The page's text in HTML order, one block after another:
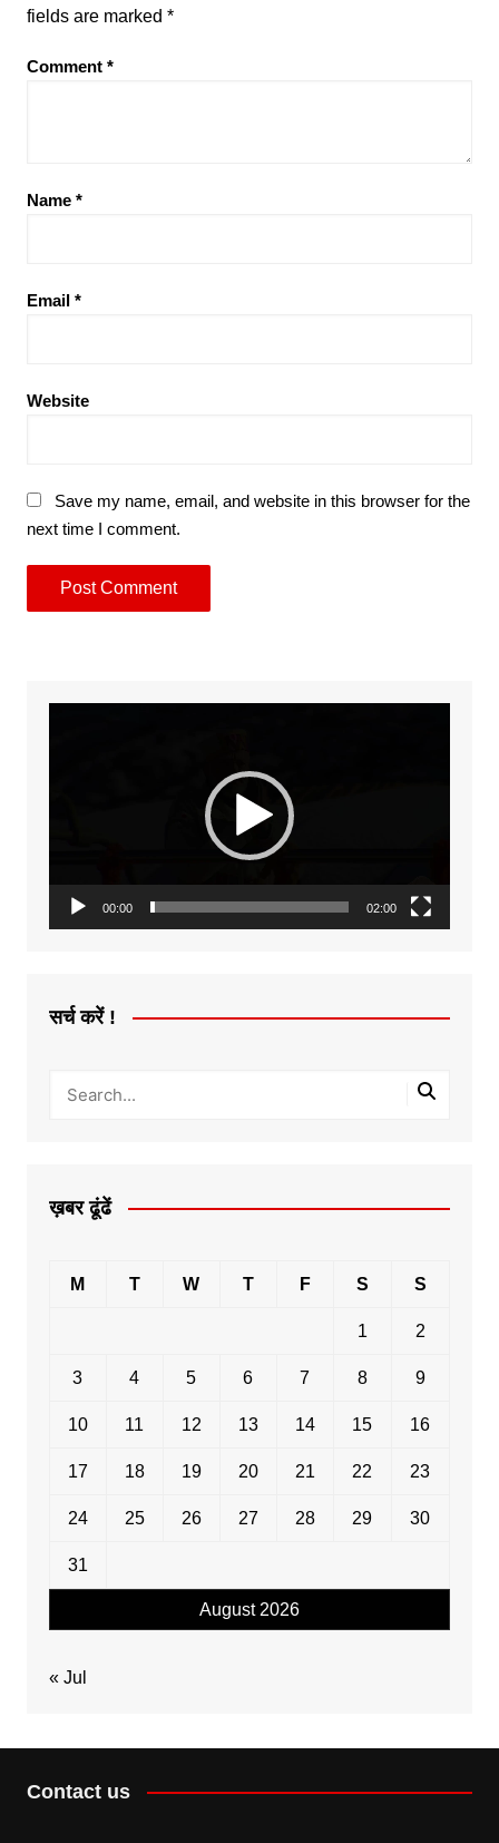
fields are marked *
Comment *
Name *
Email *
Website
Save my name, email, and website in this browser for the
next time I comment.
00:00 02:00
सर्च करें !
ख़बर ढूंढें
August 2026
M T W T F S S
1 2
3 4 5 6 7 8 9
10 11 12 13 14 15 16
17 18 19 20 21 22 23
24 25 26 27 28 29 30
31
« Jul
Contact us